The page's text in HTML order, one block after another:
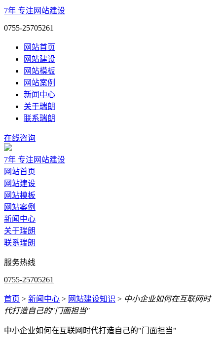
7年 专注网站建设
0755-25705261
网站首页
网站建设
网站模板
网站案例
新闻中心
关于瑞朗
联系瑞朗
在线咨询
7年 专注网站建设
网站首页
网站建设
网站模板
网站案例
新闻中心
关于瑞朗
联系瑞朗
服务热线
0755-25705261
首页 > 新闻中心 > 网站建设知识 > 中小企业如何在互联网时
代打造自己的"门面担当"
中小企业如何在互联网时代打造自己的"门面担当"